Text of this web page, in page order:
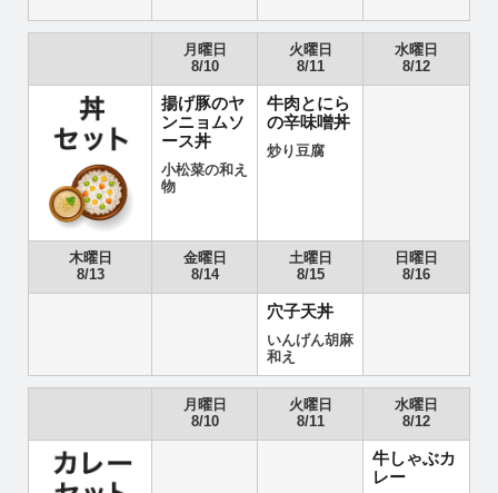
月曜日
8/10
火曜日
8/11
水曜日
8/12
揚げ豚のヤ
ンニョムソ
ース丼
小松菜の和え
物
牛肉とにら
の辛味噌丼
炒り豆腐
木曜日
8/13
金曜日
8/14
土曜日
8/15
日曜日
8/16
穴子天丼
いんげん胡麻
和え
月曜日
8/10
火曜日
8/11
水曜日
8/12
牛しゃぶカ
レー